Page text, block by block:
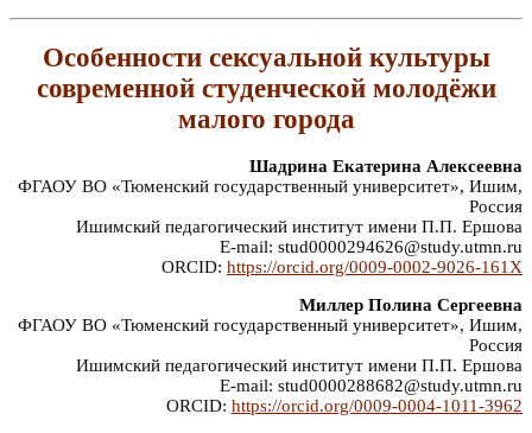
Особенности сексуальной культуры
современной студенческой молодёжи
малого города
Шадрина Екатерина Алексеевна
ФГАОУ ВО «Тюменский государственный университет», Ишим,
Россия
Ишимский педагогический институт имени П.П. Ершова
E-mail: stud0000294626@study.utmn.ru
ORCID: https://orcid.org/0009-0002-9026-161X
Миллер Полина Сергеевна
ФГАОУ ВО «Тюменский государственный университет», Ишим,
Россия
Ишимский педагогический институт имени П.П. Ершова
E-mail: stud0000288682@study.utmn.ru
ORCID: https://orcid.org/0009-0004-1011-3962